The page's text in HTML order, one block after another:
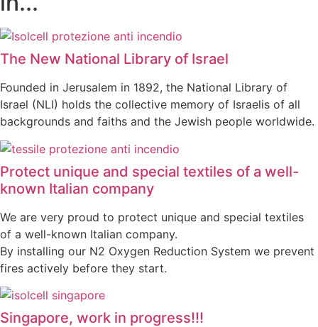
The New National Library of Israel
Founded in Jerusalem in 1892, the National Library of
Israel (NLI) holds the collective memory of Israelis of all
backgrounds and faiths and the Jewish people worldwide.
Protect unique and special textiles of a well-
known Italian company
We are very proud to protect unique and special textiles
of a well-known Italian company.
By installing our N2 Oxygen Reduction System we prevent
fires actively before they start.
Singapore, work in progress!!!